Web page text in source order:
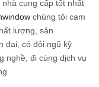
cung cấp tốt nhất
chúng tôi cam
lượng, sản
đại, có đội ngũ kỹ
nghề, đi cùng dịch vụ